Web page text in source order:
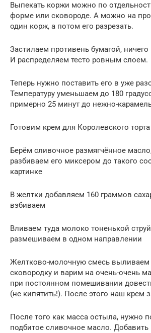
Выпекать коржи можно по
форме или сковороде. А можно на
один корж, а потом его разрезать.
Застилаем противень бумагой,
И распределяем тесто ровным слоем.
Теперь нужно поставить его в уже
Температуру уменьшаем до 180
примерно 25 минут до нежно-
Готовим крем для Королевского торта
Берём сливочное размягчённое
разбиваем его миксером до такого
картинке
В желтки добавляем 160 граммов
взбиваем
Вливаем туда молоко тоненькой
размешиваем в одном направлении
Желтково-молочную смесь выливаем
сковородку и варим на очень-очень
при постоянном помешивании
(не кипятить!). После этого наш крем
После того как масса остыла, нужно
подбитое сливочное масло.